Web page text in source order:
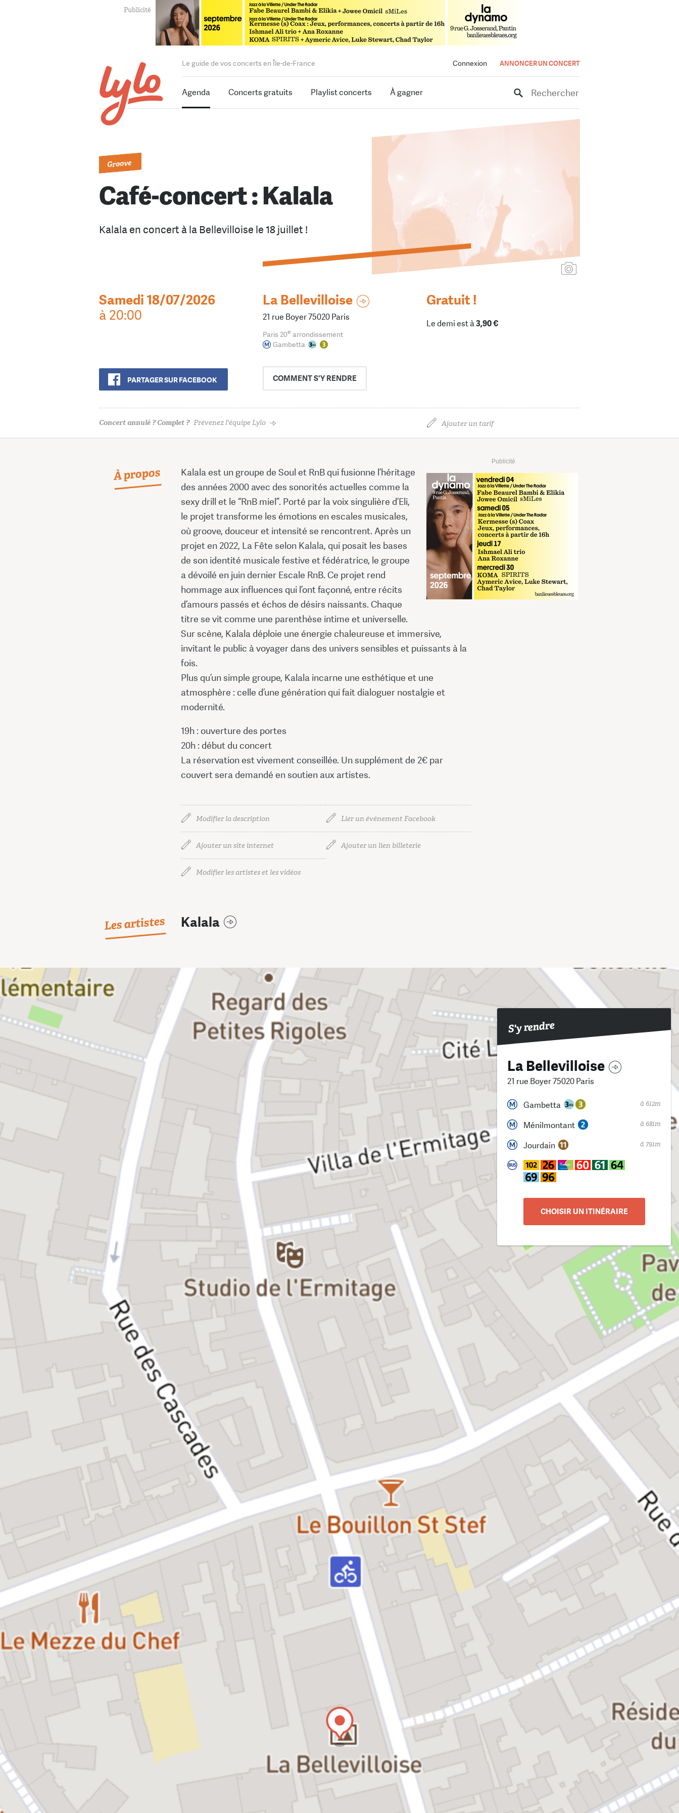
Connexion ANNONCER UN CONCERT
Le guide de vos concerts en Île-de-France
Agenda Concerts gratuits Playlist concerts À gagner Rechercher
Groove
Café-concert : Kalala
Kalala en concert à la Bellevilloise le 18 juillet !
Samedi 18/07/2026
à 20:00
PARTAGER SUR FACEBOOK
La Bellevilloise
21 rue Boyer 75020 Paris
Paris 20e arrondissement
Gambetta
COMMENTS'Y RENDRE
Gratuit !
Le demi est à3,90 €
Concert annulé ? Complet ? Prévenez l'équipe Lylo Ajouter un tarif
À propos
Publicité
Kalala est un groupe de Soul et RnB qui fusionne l’héritage
des années 2000 avec des sonorités actuelles comme la
sexy drill et le “RnB miel”. Porté par la voix singulière d’Eli,
le projet transforme les émotions en escales musicales,
où groove, douceur et intensité se rencontrent. Après un
projet en 2022, La Fête selon Kalala, qui posait les bases
de son identité musicale festive et fédératrice, le groupe
a dévoilé en juin dernier Escale RnB. Ce projet rend
hommage aux influences qui l’ont façonné, entre récits
d’amours passés et échos de désirs naissants. Chaque
titre se vit comme une parenthèse intime et universelle.
Sur scène, Kalala déploie une énergie chaleureuse et immersive,
invitant le public à voyager dans des univers sensibles et puissants à la
fois.
Plus qu’un simple groupe, Kalala incarne une esthétique et une
atmosphère : celle d’une génération qui fait dialoguer nostalgie et
modernité.
19h : ouverture des portes
20h : début du concert
La réservation est vivement conseillée. Un supplément de 2€ par
couvert sera demandé en soutien aux artistes.
Modifier la description Lier un événement Facebook
Ajouter un site internet Ajouter un lien billeterie
Modifier les artistes et les vidéos
Les artistes Kalala
S'y rendre
La Bellevilloise
21 rue Boyer 75020 Paris
Gambetta à 612m
Ménilmontant à 681m
Jourdain à 791m
CHOISIR UN ITINÉRAIRE